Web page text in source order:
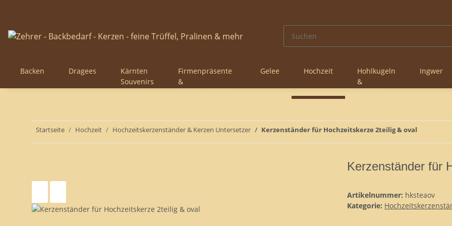
Backen Dragees
Kärnten
Souvenirs
Firmenpräsente
&
Gelee Hochzeit
Hohlkugeln
&
Ingwer
Startseite Hochzeit Hochzeitskerzenständer & Kerzen Untersetzer Kerzenständer für Hochzeitskerze 2teilig & oval
Kerzenständer für
Artikelnummer: hksteaov
Kategorie: